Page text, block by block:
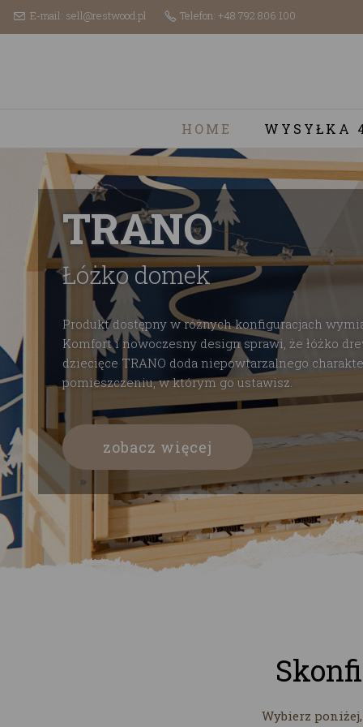
E-mail: sell@restwood.pl Telefon: +48 792 806 100
HOME WYSYŁKA
Wybierz